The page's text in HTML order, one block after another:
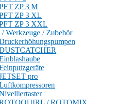
ZP 3 M
ZP 3 XL
ZP 3 XXL
/ Werkzeuge / Zubehör
pro
/ ROTOMIX